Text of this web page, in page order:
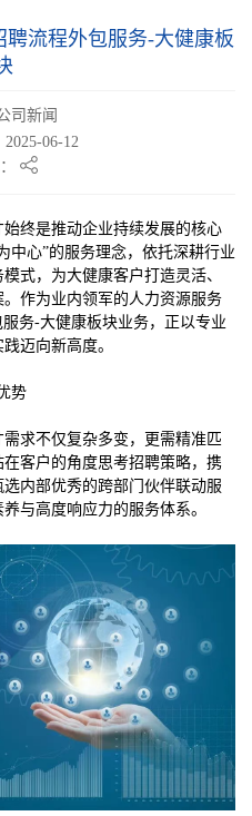
聘流程外包服务-大健康板
司新闻
06-12
终是推动企业持续发展的核心
中心”的服务理念，依托深耕行业
式，为大健康客户打造灵活、
作为业内领军的人力资源服务
务-大健康板块业务，正以专业
迈向新高度。
势
求不仅复杂多变，更需精准匹
客户的角度思考招聘策略，携
内部优秀的跨部门伙伴联动服
与高度响应力的服务体系。